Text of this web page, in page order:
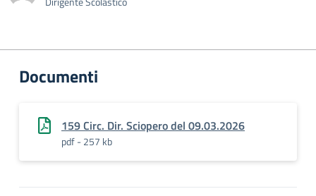
Documenti
159 Circ. Dir. Sciopero del 09.03.2026
pdf - 257 kb